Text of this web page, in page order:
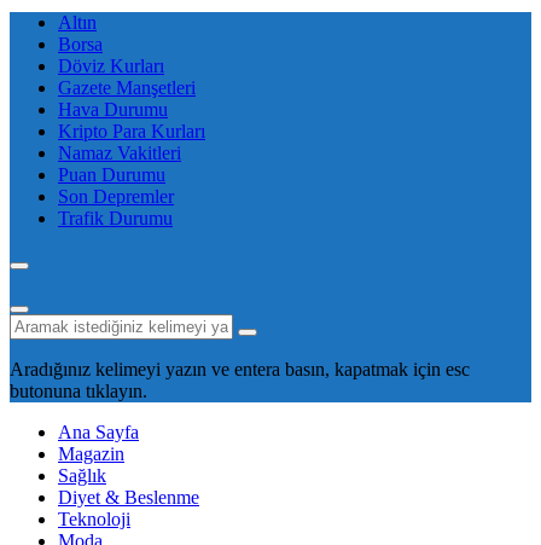
Altın
Borsa
Döviz Kurları
Gazete Manşetleri
Hava Durumu
Kripto Para Kurları
Namaz Vakitleri
Puan Durumu
Son Depremler
Trafik Durumu
Aradığınız kelimeyi yazın ve entera basın, kapatmak için esc
butonuna tıklayın.
Ana Sayfa
Magazin
Sağlık
Diyet & Beslenme
Teknoloji
Moda